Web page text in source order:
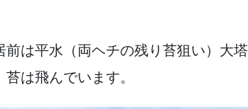
は平水（両ヘチの残り苔狙い）大塔
は飛んでいます。